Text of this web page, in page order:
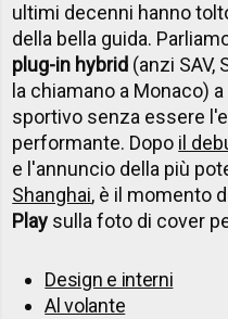
ultimi decenni hanno
della bella guida.
plug-in hybrid (anzi SAV,
la chiamano a Monaco)
sportivo senza essere
performante. Dopo il
e l'annuncio della più
Shanghai, è il momento
Play sulla foto di cover
Design e interni
Al volante